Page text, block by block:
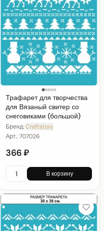
Трафарет для творчества
для Вязаный свитер со
снеговиками (большой)
Бренд:Craftstory
Арт.:707026
366 ₽
В корзину